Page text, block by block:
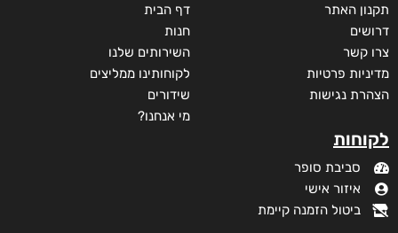
תקנון האתר
דרושים
צרו קשר
מדיניות פרטיות
הצהרת נגישות
לקוחות
סביבת סופר
איזור אישי
ביטול הזמנה קיימת
דף הבית
חנות
השירותים שלנו
לקוחותינו ממליצים
שידורים
מי אנחנו?